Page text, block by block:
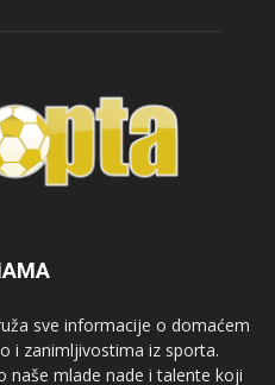
sve informacije o domaćem
i zanimljivostima iz sporta.
naše mlade nade i talente koji